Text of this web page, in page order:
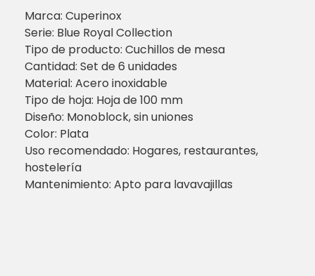
Marca: Cuperinox
Serie: Blue Royal Collection
Tipo de producto: Cuchillos de mesa
Cantidad: Set de 6 unidades
Material: Acero inoxidable
Tipo de hoja: Hoja de 100 mm
Diseño: Monoblock, sin uniones
Color: Plata
Uso recomendado: Hogares, restaurantes,
hostelería
Mantenimiento: Apto para lavavajillas